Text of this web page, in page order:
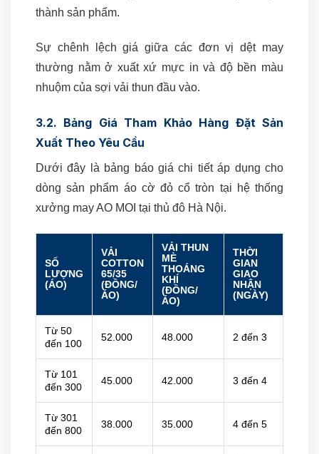
thành sản phẩm.
Sự chênh lệch giá giữa các đơn vị dệt may
thường nằm ở xuất xứ mực in và độ bền màu
nhuộm của sợi vải thun đầu vào.
3.2. Bảng Giá Tham Khảo Hàng Đặt Sản
Xuất Theo Yêu Cầu
Dưới đây là bảng báo giá chi tiết áp dụng cho
dòng sản phẩm áo cờ đỏ cổ tròn tại hệ thống
xưởng may AO MOI tại thủ đô Hà Nội.
SỐ
LƯỢNG
(ÁO)
VẢI
COTTON
65/35
(ĐỒNG/
ÁO)
VẢI THUN
MÈ
THOÁNG
KHÍ
(ĐỒNG/
ÁO)
THỜI
GIAN
GIAO
NHẬN
(NGÀY)
Từ 50
đến 100
52.000 48.000 2 đến 3
Từ 101
đến 300
45.000 42.000 3 đến 4
Từ 301
đến 800
38.000 35.000 4 đến 5